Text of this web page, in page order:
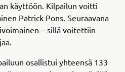
käyttöön. Kilpailun voitti
Patrick Pons. Seuraavana
– sillä voitettiin
osallistui yhteensä 133